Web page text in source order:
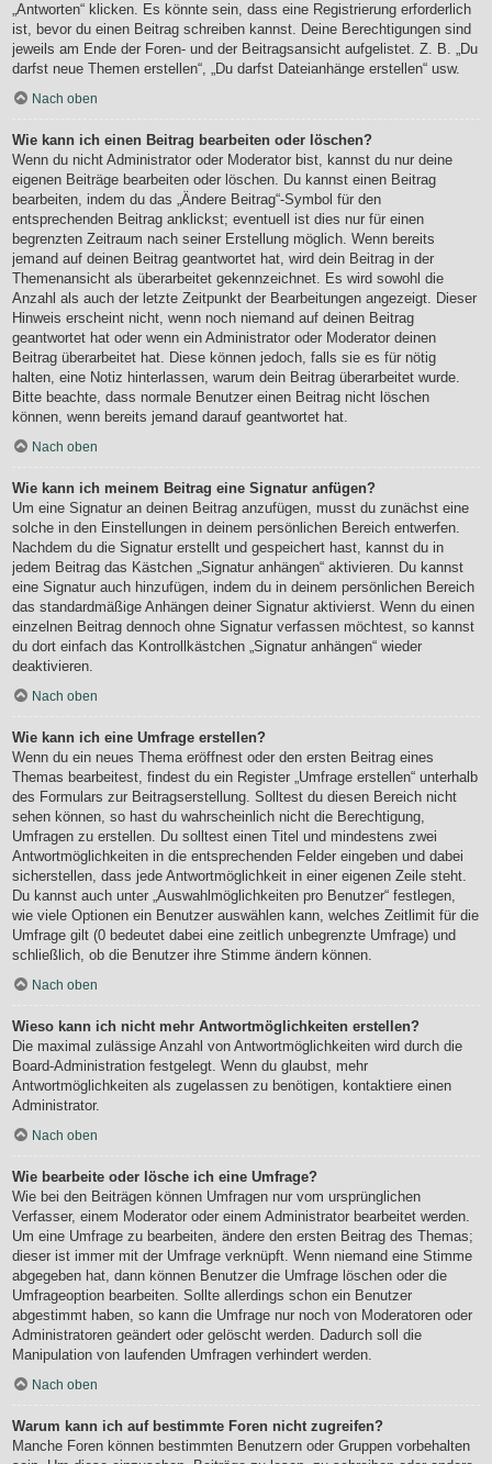
„Antworten“ klicken. Es könnte sein, dass eine Registrierung erforderlich
ist, bevor du einen Beitrag schreiben kannst. Deine Berechtigungen sind
jeweils am Ende der Foren- und der Beitragsansicht aufgelistet. Z. B. „Du
darfst neue Themen erstellen“, „Du darfst Dateianhänge erstellen“ usw.
Nach oben
Wie kann ich einen Beitrag bearbeiten oder löschen?
Wenn du nicht Administrator oder Moderator bist, kannst du nur deine
eigenen Beiträge bearbeiten oder löschen. Du kannst einen Beitrag
bearbeiten, indem du das „Ändere Beitrag“-Symbol für den
entsprechenden Beitrag anklickst; eventuell ist dies nur für einen
begrenzten Zeitraum nach seiner Erstellung möglich. Wenn bereits
jemand auf deinen Beitrag geantwortet hat, wird dein Beitrag in der
Themenansicht als überarbeitet gekennzeichnet. Es wird sowohl die
Anzahl als auch der letzte Zeitpunkt der Bearbeitungen angezeigt. Dieser
Hinweis erscheint nicht, wenn noch niemand auf deinen Beitrag
geantwortet hat oder wenn ein Administrator oder Moderator deinen
Beitrag überarbeitet hat. Diese können jedoch, falls sie es für nötig
halten, eine Notiz hinterlassen, warum dein Beitrag überarbeitet wurde.
Bitte beachte, dass normale Benutzer einen Beitrag nicht löschen
können, wenn bereits jemand darauf geantwortet hat.
Nach oben
Wie kann ich meinem Beitrag eine Signatur anfügen?
Um eine Signatur an deinen Beitrag anzufügen, musst du zunächst eine
solche in den Einstellungen in deinem persönlichen Bereich entwerfen.
Nachdem du die Signatur erstellt und gespeichert hast, kannst du in
jedem Beitrag das Kästchen „Signatur anhängen“ aktivieren. Du kannst
eine Signatur auch hinzufügen, indem du in deinem persönlichen Bereich
das standardmäßige Anhängen deiner Signatur aktivierst. Wenn du einen
einzelnen Beitrag dennoch ohne Signatur verfassen möchtest, so kannst
du dort einfach das Kontrollkästchen „Signatur anhängen“ wieder
deaktivieren.
Nach oben
Wie kann ich eine Umfrage erstellen?
Wenn du ein neues Thema eröffnest oder den ersten Beitrag eines
Themas bearbeitest, findest du ein Register „Umfrage erstellen“ unterhalb
des Formulars zur Beitragserstellung. Solltest du diesen Bereich nicht
sehen können, so hast du wahrscheinlich nicht die Berechtigung,
Umfragen zu erstellen. Du solltest einen Titel und mindestens zwei
Antwortmöglichkeiten in die entsprechenden Felder eingeben und dabei
sicherstellen, dass jede Antwortmöglichkeit in einer eigenen Zeile steht.
Du kannst auch unter „Auswahlmöglichkeiten pro Benutzer“ festlegen,
wie viele Optionen ein Benutzer auswählen kann, welches Zeitlimit für die
Umfrage gilt (0 bedeutet dabei eine zeitlich unbegrenzte Umfrage) und
schließlich, ob die Benutzer ihre Stimme ändern können.
Nach oben
Wieso kann ich nicht mehr Antwortmöglichkeiten erstellen?
Die maximal zulässige Anzahl von Antwortmöglichkeiten wird durch die
Board-Administration festgelegt. Wenn du glaubst, mehr
Antwortmöglichkeiten als zugelassen zu benötigen, kontaktiere einen
Administrator.
Nach oben
Wie bearbeite oder lösche ich eine Umfrage?
Wie bei den Beiträgen können Umfragen nur vom ursprünglichen
Verfasser, einem Moderator oder einem Administrator bearbeitet werden.
Um eine Umfrage zu bearbeiten, ändere den ersten Beitrag des Themas;
dieser ist immer mit der Umfrage verknüpft. Wenn niemand eine Stimme
abgegeben hat, dann können Benutzer die Umfrage löschen oder die
Umfrageoption bearbeiten. Sollte allerdings schon ein Benutzer
abgestimmt haben, so kann die Umfrage nur noch von Moderatoren oder
Administratoren geändert oder gelöscht werden. Dadurch soll die
Manipulation von laufenden Umfragen verhindert werden.
Nach oben
Warum kann ich auf bestimmte Foren nicht zugreifen?
Manche Foren können bestimmten Benutzern oder Gruppen vorbehalten